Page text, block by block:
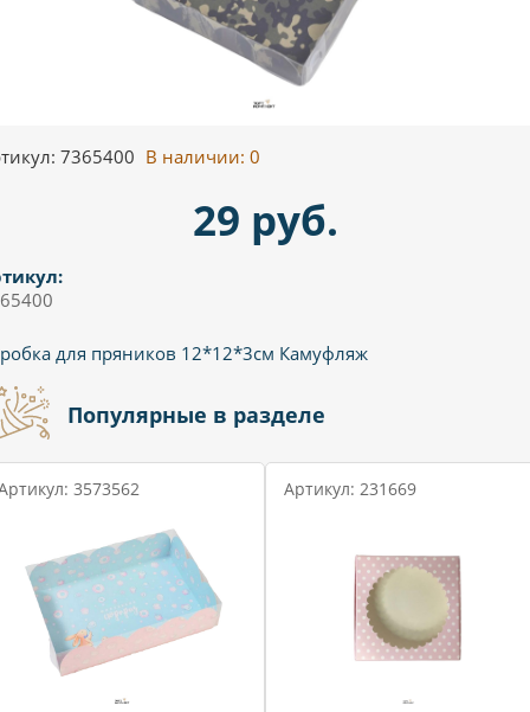
7365400 В наличии: 0
29 руб.
для пряников 12*12*3см Камуфляж
Популярные в разделе
3573562 Артикул: 231669